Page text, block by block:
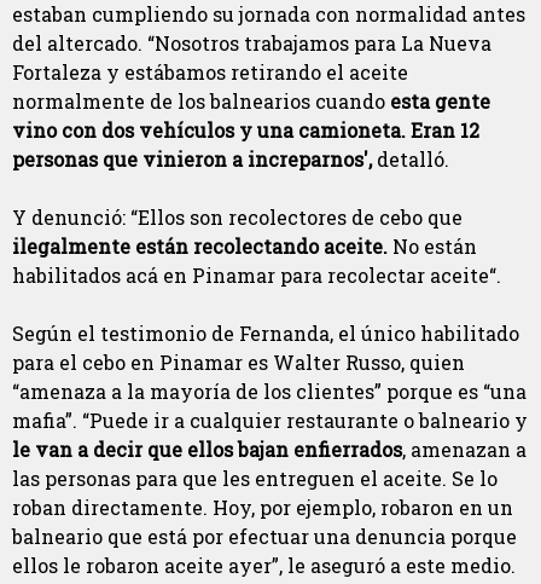
estaban cumpliendo su jornada con normalidad antes
del altercado. “Nosotros trabajamos para La Nueva
Fortaleza y estábamos retirando el aceite
normalmente de los balnearios cuando esta gente
vino con dos vehículos y una camioneta. Eran 12
personas que vinieron a increparnos',detalló.
Y denunció: “Ellos son recolectores de cebo que
ilegalmente están recolectando aceite. No están
habilitados acá en Pinamar para recolectar aceite“.
Según el testimonio de Fernanda, el único habilitado
para el cebo en Pinamar es Walter Russo, quien
“amenaza a la mayoría de los clientes” porque es “una
mafia”. “Puede ir a cualquier restaurante o balneario y
le van a decir que ellos bajan enfierrados, amenazan a
las personas para que les entreguen el aceite. Se lo
roban directamente. Hoy, por ejemplo, robaron en un
balneario que está por efectuar una denuncia porque
ellos le robaron aceite ayer”, le aseguró a este medio.